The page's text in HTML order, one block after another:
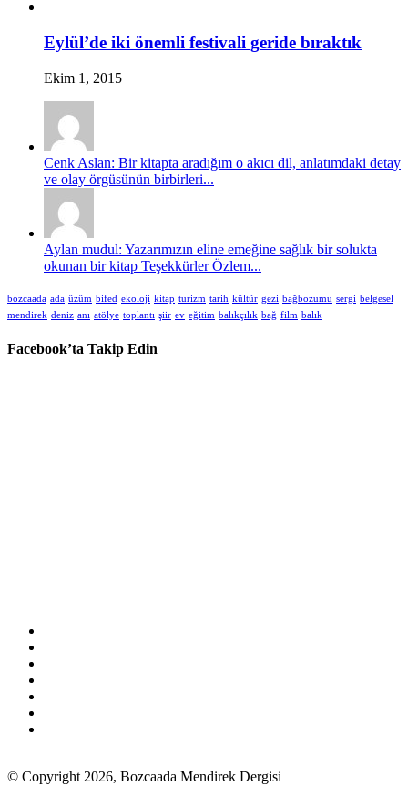
Eylül’de iki önemli festivali geride bıraktık
Ekim 1, 2015
Cenk Aslan: Bir kitapta aradığım o akıcı dil, anlatımdaki detay
ve olay örgüsünün birbirleri...
Aylan mudul: Yazarımızın eline emeğine sağlık bir solukta
okunan bir kitap Teşekkürler Özlem...
bozcaada ada üzüm bifed ekoloji kitap turizm tarih kültür gezi bağbozumu sergi belgesel
mendirek deniz anı atölye toplantı şiir ev eğitim balıkçılık bağ film balık
Facebook’ta Takip Edin
© Copyright 2026, Bozcaada Mendirek Dergisi